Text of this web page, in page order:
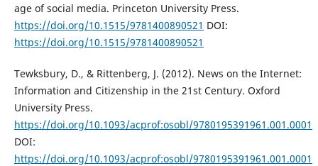
age of social media. Princeton University Press.
https://doi.org/10.1515/9781400890521 DOI:
https://doi.org/10.1515/9781400890521
Tewksbury, D., & Rittenberg, J. (2012). News on the Internet:
Information and Citizenship in the 21st Century. Oxford
University Press.
https://doi.org/10.1093/acprof:osobl/9780195391961.001.0001
DOI:
https://doi.org/10.1093/acprof:osobl/9780195391961.001.0001